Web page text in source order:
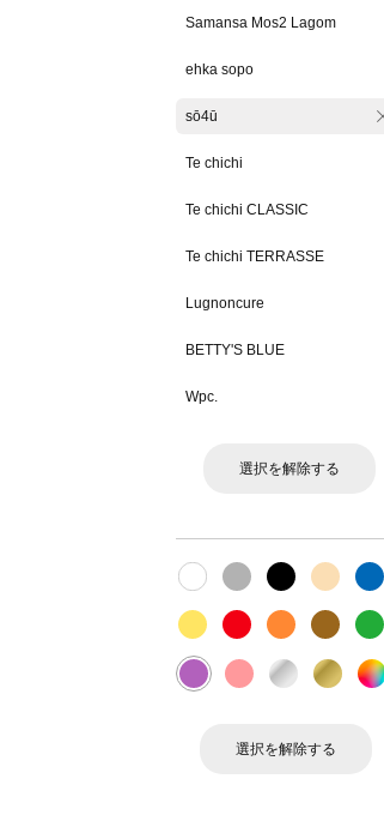
Samansa Mos2 Lagom
ehka sopo
sō4ū
Te chichi
Te chichi CLASSIC
Te chichi TERRASSE
Lugnoncure
BETTY'S BLUE
Wpc.
選択を解除する
選択を解除する